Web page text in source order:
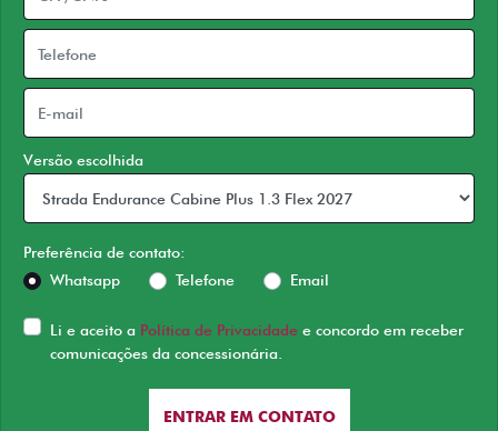
Versão escolhida
Preferência de contato:
Whatsapp
Telefone Email
Li e aceito a Política de Privacidade e concordo em receber
comunicações da concessionária.
ENTRAR EM CONTATO